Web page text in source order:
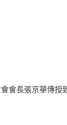
會長張京華傳授